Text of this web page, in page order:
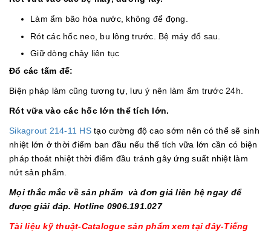
Làm ẩm bão hòa nước, không để đọng.
Rót các hốc neo, bu lông trước. Bệ máy đổ sau.
Giữ dòng chảy liên tục
Đổ các tấm đế:
Biện pháp làm cũng tương tự, lưu ý nên làm ẩm trước 24h.
Rót vữa vào các hốc lớn thể tích lớn.
Sikagrout 214-11 HStạo cường độ cao sớm nên có thể sẽ sinh
nhiệt lớn ở thời điểm ban đầu nếu thể tích vữa lớn cần có biện
pháp thoát nhiệt thời điểm đầu tránh gây ứng suất nhiệt làm
nứt sản phẩm.
Mọi thắc mắc về sản phẩm và đơn giá liên hệ ngay để
được giải đáp. Hotline 0906.191.027
Tài liệu kỹ thuật-Catalogue sản phẩm xem tại đây-Tiếng